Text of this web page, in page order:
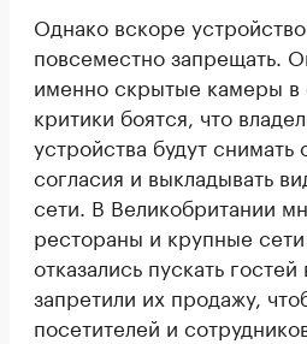
Однако вскоре
повсеместно запрещать.
именно скрытые камеры в
критики боятся, что
устройства будут
согласия и выкладывать
сети. В Великобритании
рестораны и крупные
отказались пускать
запретили их продажу,
посетителей и